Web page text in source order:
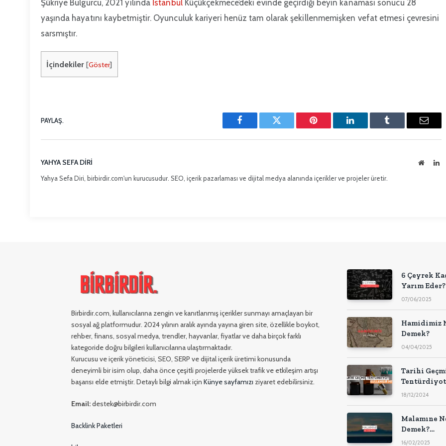
Şükriye Bulgurcu, 2021 yılında İstanbul Küçükçekmece’deki evinde geçirdiği beyin kanaması sonucu 28
yaşında hayatını kaybetmiştir. Oyunculuk kariyeri henüz tam olarak şekillenmemişken vefat etmesi çevresini
sarsmıştır.
İçindekiler [Göster]
PAYLAŞ.
Facebook Twitter Pinterest'inLinkedIn Tumblr
E-
YAHYA SEFA DIRI
İnternet
Yahya Sefa Diri, birbirdir.com'un kurucusudur. SEO, içerik pazarlaması ve dijital medya alanında içerikler ve projeler üretir.
Birbirdir.com, kullanıcılarına zengin ve kanıtlanmış içerikler sunmayı amaçlayan bir
sosyal ağ platformudur. 2024 yılının aralık ayında yayına giren site, özellikle boykot,
rehber, finans, sosyal medya, trendler, hayvanlar, fiyatlar ve daha birçok farklı
kategoride doğru bilgileri kullanıcılarına ulaştırmaktadır.
Kurucusu ve içerik yöneticisi, SEO, SERP ve dijital içerik üretimi konusunda
deneyimli bir isim olup, daha önce çeşitli projelerde yüksek trafik ve etkileşim artışı
başarısı elde etmiştir. Detaylı bilgi almak için Künye sayfamızı ziyaret edebilirsiniz.
Email:destek@birbirdir.com
Backlink Paketleri
6 Çeyrek
Yarım Eder?
07/06/2025
Hamidimiz
Demek?
04/04/2025
Tarihi
Tentürdiyot
Kullanılır
18/12/2024
Malamıne
Demek?
Kürtçede
16/02/2025